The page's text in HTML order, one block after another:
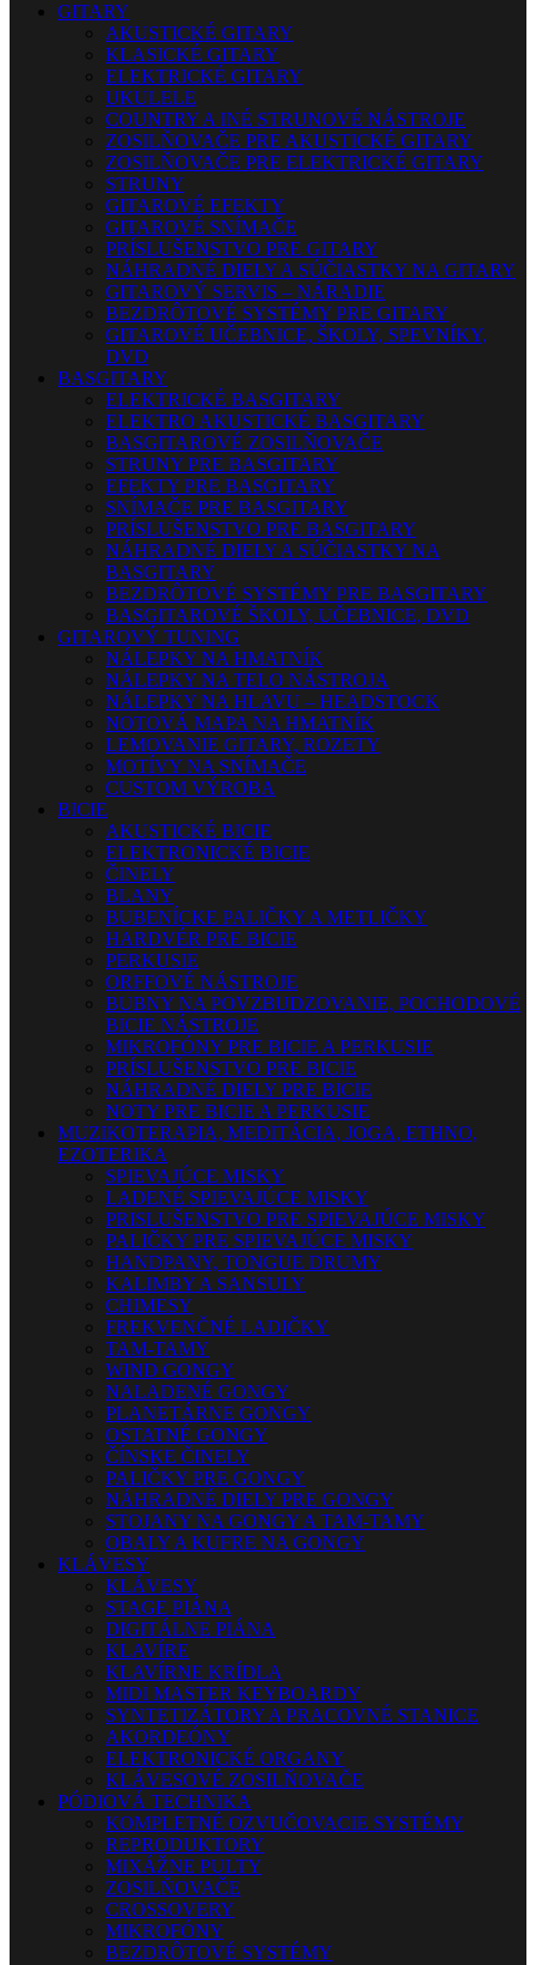
GITARY
AKUSTICKÉ GITARY
KLASICKÉ GITARY
ELEKTRICKÉ GITARY
UKULELE
COUNTRY A INÉ STRUNOVÉ NÁSTROJE
ZOSILŇOVAČE PRE AKUSTICKÉ GITARY
ZOSILŇOVAČE PRE ELEKTRICKÉ GITARY
STRUNY
GITAROVÉ EFEKTY
GITAROVÉ SNÍMAČE
PRÍSLUŠENSTVO PRE GITARY
NÁHRADNÉ DIELY A SÚČIASTKY NA GITARY
GITAROVÝ SERVIS – NÁRADIE
BEZDRÔTOVÉ SYSTÉMY PRE GITARY
GITAROVÉ UČEBNICE, ŠKOLY, SPEVNÍKY,
DVD
BASGITARY
ELEKTRICKÉ BASGITARY
ELEKTRO AKUSTICKÉ BASGITARY
BASGITAROVÉ ZOSILŇOVAČE
STRUNY PRE BASGITARY
EFEKTY PRE BASGITARY
SNÍMAČE PRE BASGITARY
PRÍSLUŠENSTVO PRE BASGITARY
NÁHRADNÉ DIELY A SÚČIASTKY NA
BASGITARY
BEZDRÔTOVÉ SYSTÉMY PRE BASGITARY
BASGITAROVÉ ŠKOLY, UČEBNICE, DVD
GITAROVÝ TUNING
NÁLEPKY NA HMATNÍK
NÁLEPKY NA TELO NÁSTROJA
NÁLEPKY NA HLAVU – HEADSTOCK
NOTOVÁ MAPA NA HMATNÍK
LEMOVANIE GITARY, ROZETY
MOTÍVY NA SNÍMAČE
CUSTOM VÝROBA
BICIE
AKUSTICKÉ BICIE
ELEKTRONICKÉ BICIE
ČINELY
BLANY
BUBENÍCKE PALIČKY A METLIČKY
HARDVÉR PRE BICIE
PERKUSIE
ORFFOVÉ NÁSTROJE
BUBNY NA POVZBUDZOVANIE, POCHODOVÉ
BICIE NÁSTROJE
MIKROFÓNY PRE BICIE A PERKUSIE
PRÍSLUŠENSTVO PRE BICIE
NÁHRADNÉ DIELY PRE BICIE
NOTY PRE BICIE A PERKUSIE
MUZIKOTERAPIA, MEDITÁCIA, JOGA, ETHNO,
EZOTERIKA
SPIEVAJÚCE MISKY
LADENÉ SPIEVAJÚCE MISKY
PRISLUŠENSTVO PRE SPIEVAJÚCE MISKY
PALIČKY PRE SPIEVAJÚCE MISKY
HANDPANY, TONGUE DRUMY
KALIMBY A SANSULY
CHIMESY
FREKVENČNÉ LADIČKY
TAM-TAMY
WIND GONGY
NALADENÉ GONGY
PLANETÁRNE GONGY
OSTATNÉ GONGY
ČÍNSKE ČINELY
PALIČKY PRE GONGY
NÁHRADNÉ DIELY PRE GONGY
STOJANY NA GONGY A TAM-TAMY
OBALY A KUFRE NA GONGY
KLÁVESY
KLÁVESY
STAGE PIÁNA
DIGITÁLNE PIÁNA
KLAVÍRE
KLAVÍRNE KRÍDLA
MIDI MASTER KEYBOARDY
SYNTETIZÁTORY A PRACOVNÉ STANICE
AKORDEÓNY
ELEKTRONICKÉ ORGANY
KLÁVESOVÉ ZOSILŇOVAČE
PÓDIOVÁ TECHNIKA
KOMPLETNÉ OZVUČOVACIE SYSTÉMY
REPRODUKTORY
MIXÁŽNE PULTY
ZOSILŇOVAČE
CROSSOVERY
MIKROFÓNY
BEZDRÔTOVÉ SYSTÉMY